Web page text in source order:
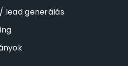
lead generálás